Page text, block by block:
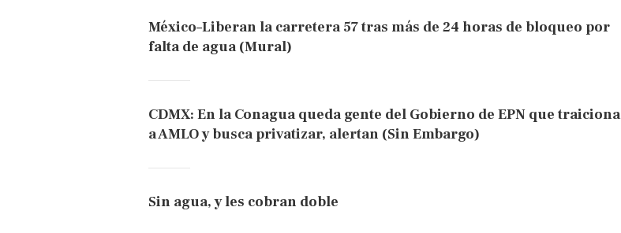
México–Liberan la carretera 57 tras más de 24 horas de bloqueo por
falta de agua (Mural)
CDMX: En la Conagua queda gente del Gobierno de EPN que traiciona
a AMLO y busca privatizar, alertan (Sin Embargo)
Sin agua, y les cobran doble